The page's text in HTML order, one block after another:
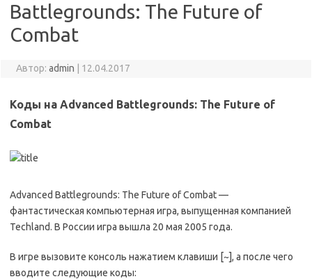
Battlegrounds: The Future of
Combat
Автор: admin 12.04.2017
Коды на Advanced Battlegrounds: The Future of
Combat
Advanced Battlegrounds: The Future of Combat —
фантастическая компьютерная игра, выпущенная компанией
Techland. В России игра вышла 20 мая 2005 года.
В игре вызовите консоль нажатием клавиши [~], а после чего
вводите следующие коды: